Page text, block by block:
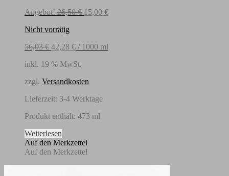
Angebot! 26,50€ Ursprünglicher
15,00 €Aktueller
Nicht vorrätig
56,03€ 42,28 € / 1000 ml
inkl. 19 % MwSt.
zzgl. Versandkosten
Lieferzeit: 3-4 Werktage
Produkt enthält: 473 ml
Weiterlesen
Auf den Merkzettel
Auf den Merkzettel